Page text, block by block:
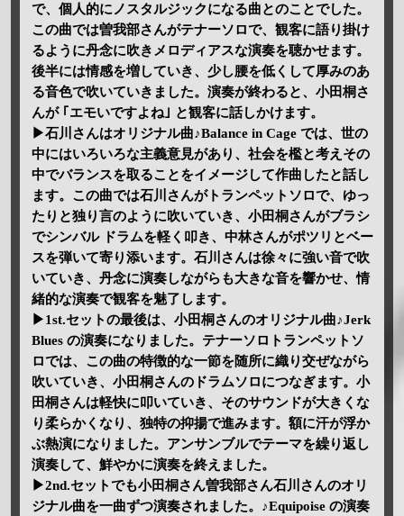
で、個人的にノスタルジックになる曲とのことでした。
この曲では曽我部さんがテナーソロで、観客に語り掛け
るように丹念に吹きメロディアスな演奏を聴かせます。
後半には情感を増していき、少し腰を低くして厚みのあ
る音色で吹いていきました。演奏が終わると、小田桐さ
んが ｢エモいですよね｣ と観客に話しかけます。
▶石川さんはオリジナル曲♪Balance in Cage では、世の
中にはいろいろな主義意見があり、社会を檻と考えその
中でバランスを取ることをイメージして作曲したと話し
ます。この曲では石川さんがトランペットソロで、ゆっ
たりと独り言のように吹いていき、小田桐さんがブラシ
でシンバル ドラムを軽く叩き、中林さんがポツリとベー
スを弾いて寄り添います。石川さんは徐々に強い音で吹
いていき、丹念に演奏しながらも大きな音を響かせ、情
緒的な演奏で観客を魅了します。
▶1st.セットの最後は、小田桐さんのオリジナル曲♪Jerk
Blues の演奏になりました。テナーソロトランペットソ
ロでは、この曲の特徴的な一節を随所に織り交ぜながら
吹いていき、小田桐さんのドラムソロにつなぎます。小
田桐さんは軽快に叩いていき、そのサウンドが大きくな
り柔らかくなり、独特の抑揚で進みます。額に汗が浮か
ぶ熱演になりました。アンサンブルでテーマを繰り返し
演奏して、鮮やかに演奏を終えました。
▶2nd.セットでも小田桐さん曽我部さん石川さんのオリ
ジナル曲を一曲ずつ演奏されました。♪Equipoise の演奏